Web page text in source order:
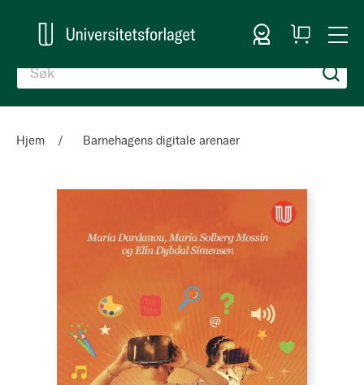
Logg inn
Handlekurv
Hjem Barnehagens digitale arenaer